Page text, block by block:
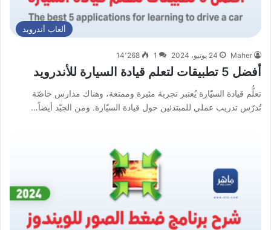
ألعاب أندرويد
Maher 24 يونيو، 2024 1 14٬268
أفضل 5 تطبيقات لتعلم قيادة السيارة للأندرويد
تعلُّم قيادة السيّارة يُعتبر تجربة مثيرة وممتعة، وهناك مدارس خاصّة
تُدرّس تدريب عملي للمبتدئين حول قيادة السيّارة. ومن الجيّد أيضاً…